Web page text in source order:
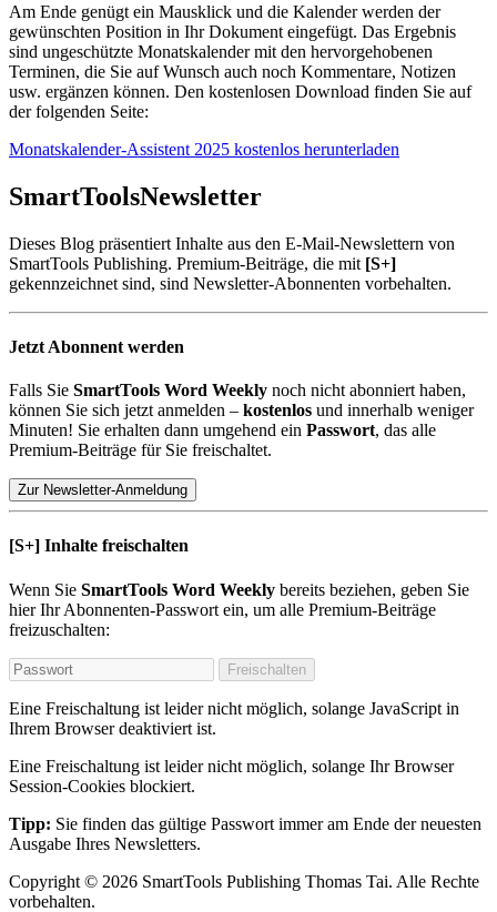
Am Ende genügt ein Mausklick und die Kalender werden der
gewünschten Position in Ihr Dokument eingefügt. Das Ergebnis
sind ungeschützte Monatskalender mit den hervorgehobenen
Terminen, die Sie auf Wunsch auch noch Kommentare, Notizen
usw. ergänzen können. Den kostenlosen Download finden Sie auf
der folgenden Seite:
Monatskalender-Assistent 2025 kostenlos herunterladen
SmartToolsNewsletter
Dieses Blog präsentiert Inhalte aus den E-Mail-Newslettern von
SmartTools Publishing. Premium-Beiträge, die mit [S+]
gekennzeichnet sind, sind Newsletter-Abonnenten vorbehalten.
Jetzt Abonnent werden
Falls Sie SmartTools Word Weekly noch nicht abonniert haben,
können Sie sich jetzt anmelden – kostenlos und innerhalb weniger
Minuten! Sie erhalten dann umgehend ein Passwort, das alle
Premium-Beiträge für Sie freischaltet.
Zur Newsletter-Anmeldung
[S+] Inhalte freischalten
Wenn Sie SmartTools Word Weekly bereits beziehen, geben Sie
hier Ihr Abonnenten-Passwort ein, um alle Premium-Beiträge
freizuschalten:
Freischalten
Eine Freischaltung ist leider nicht möglich, solange JavaScript in
Ihrem Browser deaktiviert ist.
Eine Freischaltung ist leider nicht möglich, solange Ihr Browser
Session-Cookies blockiert.
Tipp: Sie finden das gültige Passwort immer am Ende der neuesten
Ausgabe Ihres Newsletters.
Copyright © 2026 SmartTools Publishing Thomas Tai. Alle Rechte
vorbehalten.